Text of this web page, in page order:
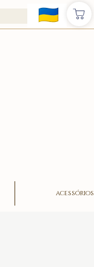
acessórios